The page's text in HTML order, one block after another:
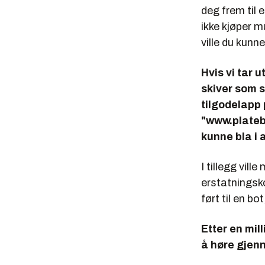
deg frem til
ikke kjøper
ville du
Hvis vi tar
skiver som
tilgodelapp
kunne bla i
I tillegg
ført til en
Etter en
å høre